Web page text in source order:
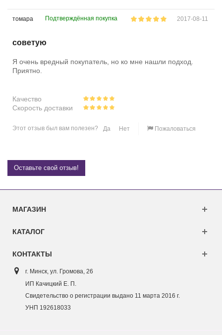
томара Подтверждённая покупка 2017-08-11
советую
Я очень вредный покупатель, но ко мне нашли подход.
Приятно.
Качество
Скорость доставки
Этот отзыв был вам полезен? Да Нет Пожаловаться
Оставьте свой отзыв!
МАГАЗИН
КАТАЛОГ
КОНТАКТЫ
г. Минск, ул. Громова, 26
ИП Качицкий Е. П.
Свидетельство о регистрации выдано 11 марта 2016 г.
УНП 192618033